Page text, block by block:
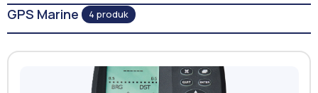
GPS Marine 4 produk